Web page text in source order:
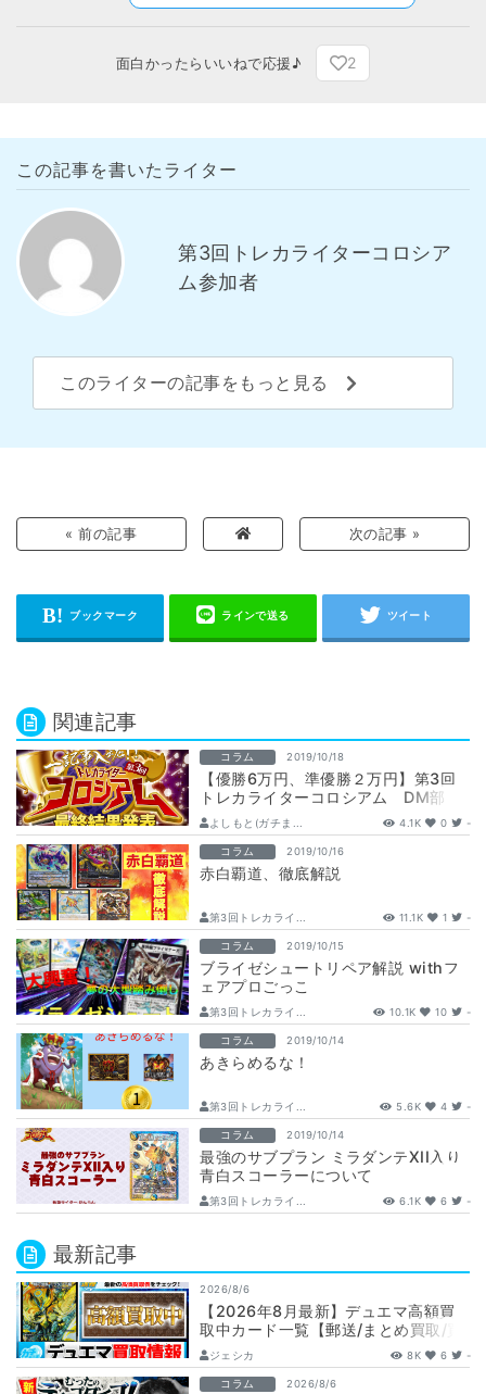
面白かったらいいねで応援♪ 2
この記事を書いたライター
第3回トレカライターコロシア
ム参加者
このライターの記事をもっと見る
« 前の記事 次の記事 »
関連記事
コラム 2019/10/18
【優勝6万円、準優勝２万円】第3回
トレカライターコロシアム DM部
門 最終結果発表
よしもと(ガチま... 4.1K 0 -
コラム 2019/10/16
赤白覇道、徹底解説
第3回トレカライ... 11.1K 1 -
コラム 2019/10/15
ブライゼシュートリペア解説 withフ
ェアプロごっこ
第3回トレカライ... 10.1K 10 -
コラム 2019/10/14
あきらめるな！
第3回トレカライ... 5.6K 4 -
コラム 2019/10/14
最強のサブプラン ミラダンテXII入り
青白スコーラーについて
第3回トレカライ... 6.1K 6 -
最新記事
2026/8/6
【2026年8月最新】デュエマ高額買
取中カード一覧【郵送/まとめ買取/買
取表/相場/金トレジャー】
ジェシカ 8K 6 -
コラム 2026/8/6